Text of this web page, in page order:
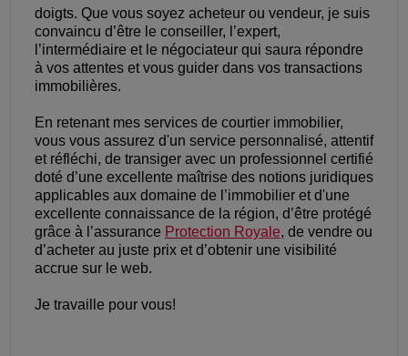
doigts. Que vous soyez acheteur ou vendeur, je suis
convaincu d’être le conseiller, l’expert,
l’intermédiaire et le négociateur qui saura répondre
à vos attentes et vous guider dans vos transactions
immobilières.
En retenant mes services de courtier immobilier,
vous vous assurez d'un service personnalisé, attentif
et réfléchi, de transiger avec un professionnel certifié
doté d’une excellente maîtrise des notions juridiques
applicables aux domaine de l’immobilier et d'une
excellente connaissance de la région, d’être protégé
grâce à l’assurance Protection Royale, de vendre ou
d’acheter au juste prix et d’obtenir une visibilité
accrue sur le web.
Je travaille pour vous!